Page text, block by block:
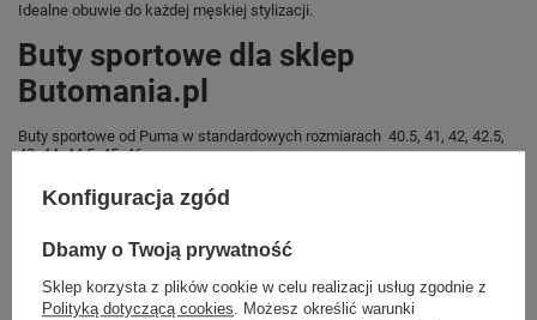
Idealne obuwie do każdej męskiej stylizacji.
Buty sportowe dla sklep
Butomania.pl
Buty sportowe od Puma w standardowych rozmiarach 40.5, 41, 42, 42.5,
43, 44, 44.5, 45, 46.
Zobacz jakie rozmiary są dostępne.
Twojej rodziny.
Kupując w naszym sklepie internetowym masz gwarancję, że towar jest
oryginalny i pochodzi z oficjalnej sieci dystrybucyjnej.
Konfiguracja zgód
Dbamy o Twoją prywatność
Sklep korzysta z plików cookie w celu realizacji usług zgodnie z
Polityką dotyczącą cookies. Możesz określić warunki